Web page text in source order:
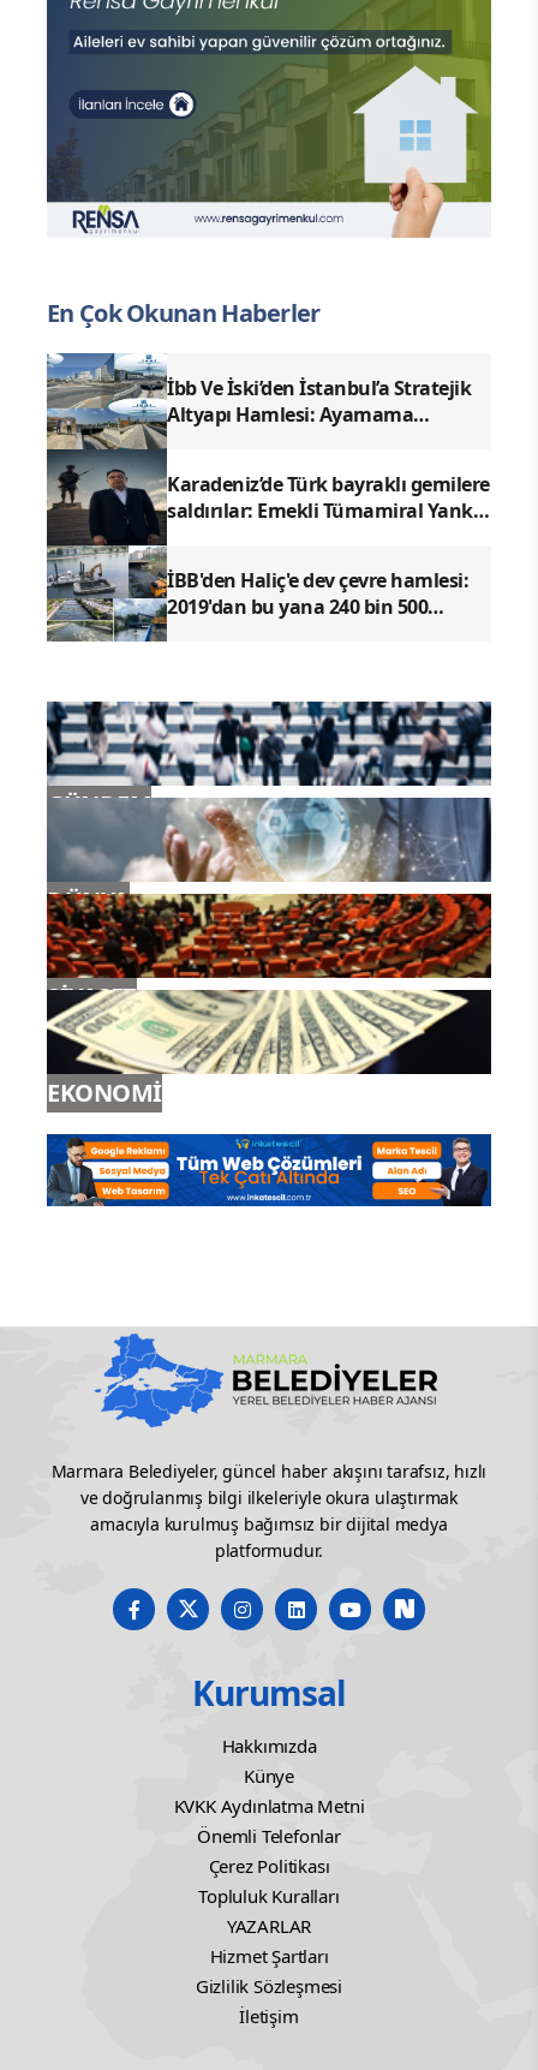
En Çok Okunan Haberler
İbb Ve İski’den İstanbul’a Stratejik
Altyapı Hamlesi: Ayamama
Karadeniz’de Türk bayraklı gemilere
saldırılar: Emekli Tümamiral Yankı
çağrısı
İBB'den Haliç'e dev çevre hamlesi:
2019'dan bu yana 240 bin 500
GÜNDEM
DÜNYA
SİYASET
EKONOMİ
Marmara Belediyeler, güncel haber akışını tarafsız, hızlı
ve doğrulanmış bilgi ilkeleriyle okura ulaştırmak
amacıyla kurulmuş bağımsız bir dijital medya
platformudur.
Kurumsal
Hakkımızda
Künye
KVKK Aydınlatma Metni
Önemli Telefonlar
Çerez Politikası
Topluluk Kuralları
YAZARLAR
Hizmet Şartları
Gizlilik Sözleşmesi
İletişim